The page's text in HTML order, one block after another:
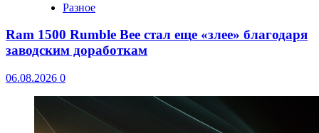
Разное
Ram 1500 Rumble Bee стал еще «злее» благодаря
заводским доработкам
06.08.2026 0